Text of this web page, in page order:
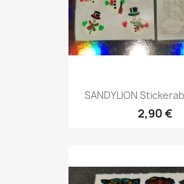
SANDYLION
2,90 €